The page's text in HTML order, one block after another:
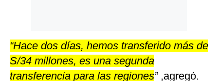
“Hace dos días, hemos transferido más de
S/34 millones, es una segunda
transferencia para las regiones” ,agregó.